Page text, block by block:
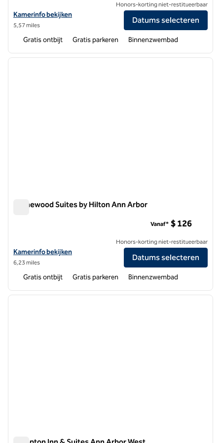
Bekijk hoteldetails voor Hampton Inn Ann Arbor-South
Kamerinfo bekijken
5,57 miles
Honors-korting niet-restitueerbaar
Datums selecteren
Gratis ontbijt Gratis parkeren Binnenzwembad
1 van 12
Homewood Suites by Hilton Ann Arbor
Bekijk hoteldetails voor Homewood Suites by Hilton Ann Arbor
Kamerinfo bekijken
6,23 miles
Vanaf* $ 126
Honors-korting niet-restitueerbaar
Datums selecteren
Gratis ontbijt Gratis parkeren Binnenzwembad
1 van 12